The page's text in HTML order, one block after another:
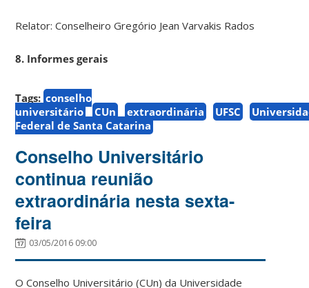
Relator: Conselheiro Gregório Jean Varvakis Rados
8. Informes gerais
Tags: conselho
universitário
CUn extraordinária UFSC
Federal de Santa Catarina
Conselho Universitário
continua reunião
extraordinária nesta sexta-
feira
03/05/2016 09:00
O Conselho Universitário (CUn) da Universidade